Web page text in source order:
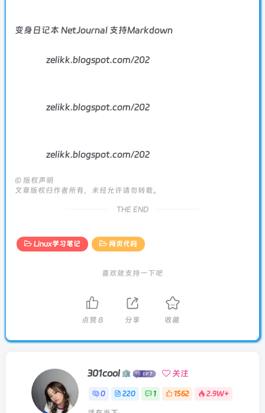
变身日记本 NetJournal 支持Markdown
zelikk.blogspot.com/202
zelikk.blogspot.com/202
zelikk.blogspot.com/202
© 版权声明
文章版权归作者所有，未经允许请勿转载。
THE END
Linux学习笔记 网页代码
喜欢就支持一下吧
点赞 8 分享 收藏
301cool 关注
0 220 1 1562 2.9W+